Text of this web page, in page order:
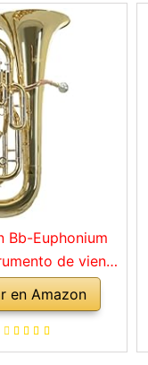
Bb-Euphonium
de viento
tudel de latón
exteriores
de acero
estuche de
en Amazon